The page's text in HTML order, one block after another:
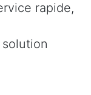
rapide,